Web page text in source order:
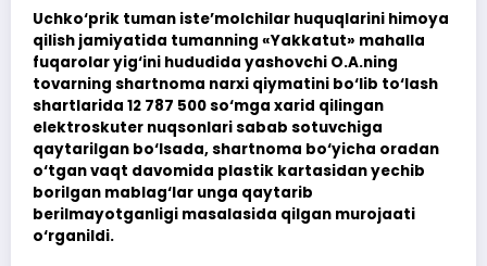
Uchko‘prik tuman iste’molchilar huquqlarini himoya
qilish jamiyatida tumanning «Yakkatut» mahalla
fuqarolar yig‘ini hududida yashovchi O.A.ning
tovarning shartnoma narxi qiymatini bo‘lib to‘lash
shartlarida 12 787 500 so‘mga xarid qilingan
elektroskuter nuqsonlari sabab sotuvchiga
qaytarilgan bo‘lsada, shartnoma bo‘yicha oradan
o‘tgan vaqt davomida plastik kartasidan yechib
borilgan mablag‘lar unga qaytarib
berilmayotganligi masalasida qilgan murojaati
o‘rganildi.